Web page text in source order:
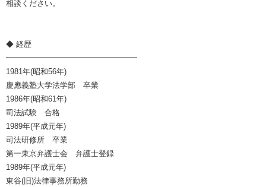
相談ください。
◆ 経歴
━━━━━━━━━━━━━━━━━
1981年(昭和56年)
慶應義塾大学法学部 卒業
1986年(昭和61年)
司法試験 合格
1989年(平成元年)
司法研修所 卒業
第一東京弁護士会 弁護士登録
1989年(平成元年)
東谷(旧)法律事務所勤務